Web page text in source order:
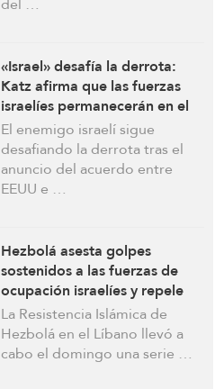
«Israel» desafía la derrota:
Katz afirma que las fuerzas
israelíes permanecerán en el
sur del Líbano
El enemigo israelí sigue
desafiando la derrota tras el
anuncio del acuerdo entre
EEUU e …
Hezbolá asesta golpes
sostenidos a las fuerzas de
ocupación israelíes y repele
múltiples drones Hermes-450
La Resistencia Islámica de
Hezbolá en el Líbano llevó a
cabo el domingo una serie …